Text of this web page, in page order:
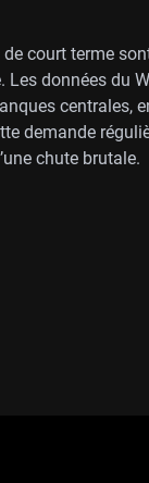
court terme
Les données du
centrales,
demande
chute brutale.